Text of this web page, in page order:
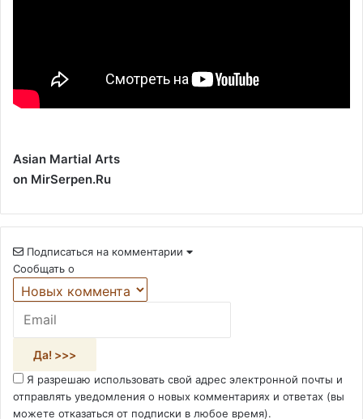
Asian Martial Arts
on MirSerpen.Ru
Подписаться на комментарии
Сообщать о
Я разрешаю использовать свой адрес электронной почты и
отправлять уведомления о новых комментариях и ответах (вы
можете отказаться от подписки в любое время).